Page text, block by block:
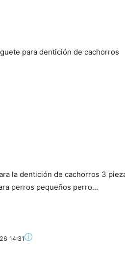
para dentición de cachorros
la dentición de cachorros 3
perros pequeños perro...
14:31